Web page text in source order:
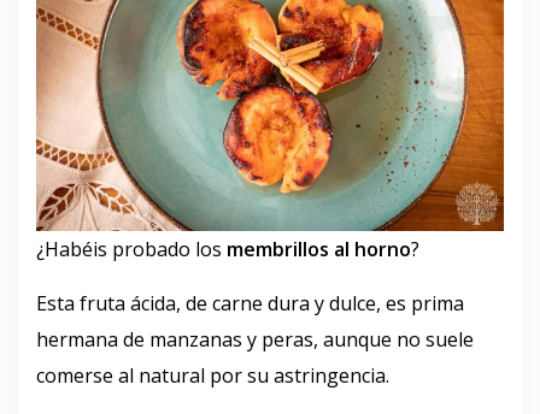
¿Habéis probado los membrillos al horno?
Esta fruta ácida, de carne dura y dulce, es prima
hermana de manzanas y peras, aunque no suele
comerse al natural por su astringencia.